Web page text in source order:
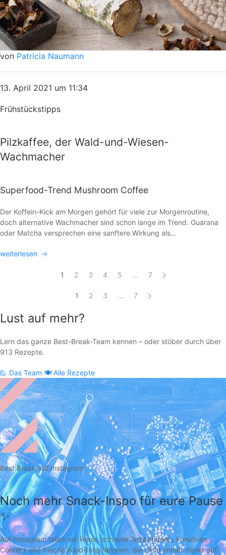
von Patricia Naumann
13. April 2021 um 11:34
Frühstückstipps
Pilzkaffee, der Wald-und-Wiesen-
Wachmacher
Superfood-Trend Mushroom Coffee
Der Koffein-Kick am Morgen gehört für viele zur Morgenroutine,
doch alternative Wachmacher sind schon lange im Trend. Guarana
oder Matcha versprechen eine sanftere Wirkung als...
weiterlesen
1 2 3 4 5 … 7
1 2 3 … 7
Lust auf mehr?
Lern das ganze Best-Break-Team kennen – oder stöber durch über
913 Rezepte.
🙋 Das Team 🍽️ Alle Rezepte
Best Break auf Instagram
Noch mehr Snack-Inspo für eure Pause
✨
Auf Instagram teilen wir Reels, schnelle Rezeptideen, kreativen
Content und frische Food-Inspirationen, die nicht immer direkt auf